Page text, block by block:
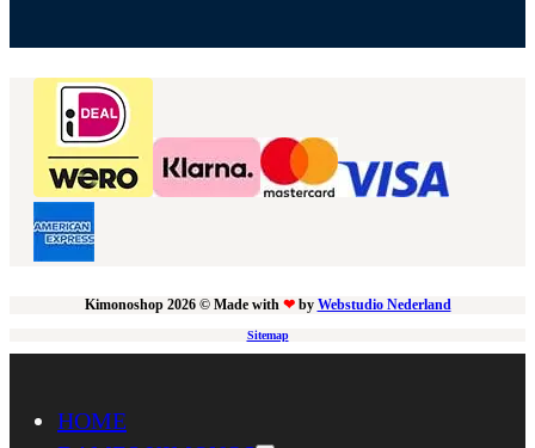
Kimonoshop 2026 © Made with ❤ by Webstudio Nederland
Sitemap
HOME